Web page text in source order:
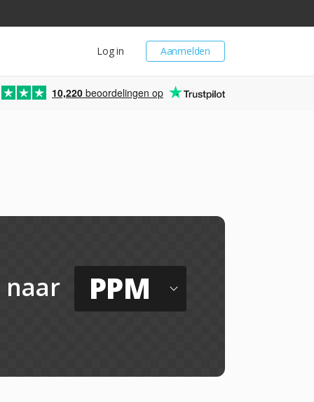
Aanmelden
Log in
10,220 beoordelingen op
naar PPM